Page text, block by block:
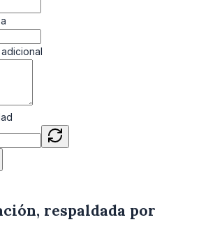
respaldada por